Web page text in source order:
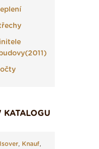
KATALOGU
Isover, Knauf,